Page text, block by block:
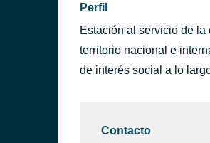
Perfil
Estación al servicio de la
territorio nacional e
de interés social a lo
Contacto